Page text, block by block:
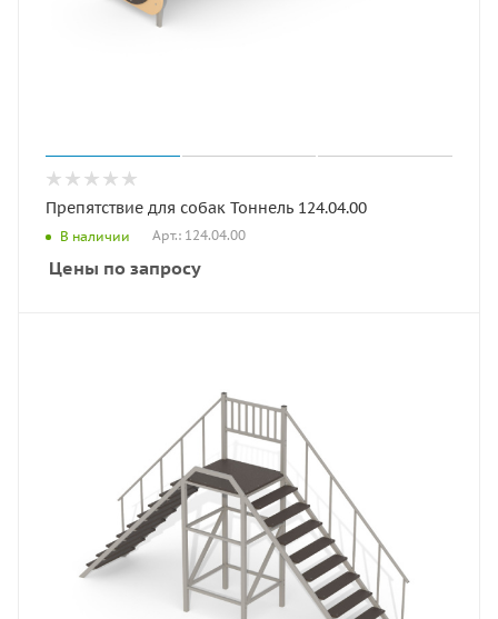
Препятствие для собак Тоннель 124.04.00
В наличии Арт.: 124.04.00
Цены по запросу